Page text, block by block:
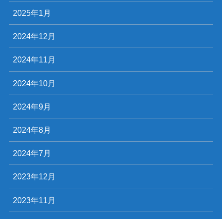
2025年1月
2024年12月
2024年11月
2024年10月
2024年9月
2024年8月
2024年7月
2023年12月
2023年11月